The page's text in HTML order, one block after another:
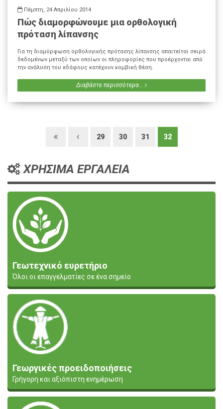
Πέμπτη, 24 Απριλίου 2014
Πώς διαμορφώνουμε μια ορθολογική
πρόταση λίπανσης
Για τη διαμόρφωση ορθολογικής πρότασης λίπανσης απαιτείται σειρά
δεδομένων μεταξύ των οποίων οι πληροφορίες που προέρχονται από
την ανάλυση του εδάφους κατέχουν κομβική θέση.
Διαβάστε περισσότερα...
29 30 31 32
ΧΡΗΣΙΜΑ ΕΡΓΑΛΕΙΑ
Γεωτεχνικό ευρετήριο
Όλοι οι επαγγελματίες σε ένα σημείο
Γεωργικές προειδοποιήσεις
Γρήγορη και αξιόπιστη ενημέρωση